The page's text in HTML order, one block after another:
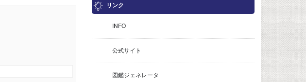
リンク
INFO
公式サイト
図鑑ジェネレータ